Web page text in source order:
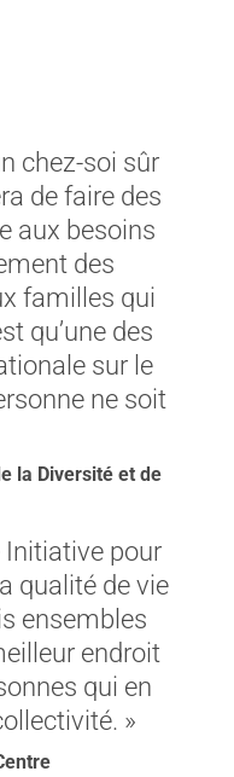
chez-soi sûr
de faire des
aux besoins
des
familles qui
qu’une des
sur le
ne soit
la Diversité et de
Initiative pour
qualité de vie
ensembles
endroit
qui en
»